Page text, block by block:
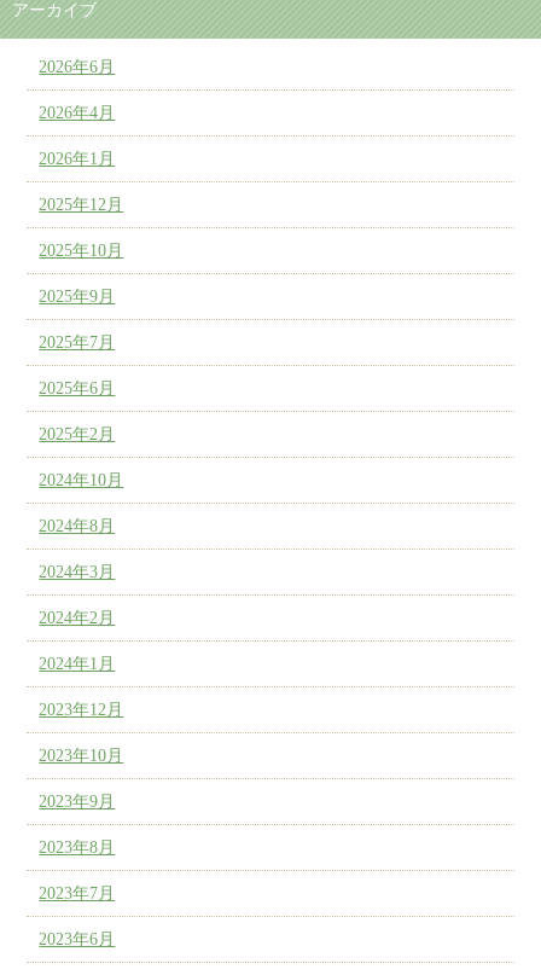
アーカイブ
2026年6月
2026年4月
2026年1月
2025年12月
2025年10月
2025年9月
2025年7月
2025年6月
2025年2月
2024年10月
2024年8月
2024年3月
2024年2月
2024年1月
2023年12月
2023年10月
2023年9月
2023年8月
2023年7月
2023年6月